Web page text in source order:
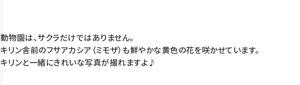
動物園は、サクラだけではありません。
キリン舎前のフサアカシア（ミモザ）も鮮やかな黄色の花を咲かせています。
キリンと一緒にきれいな写真が撮れますよ♪